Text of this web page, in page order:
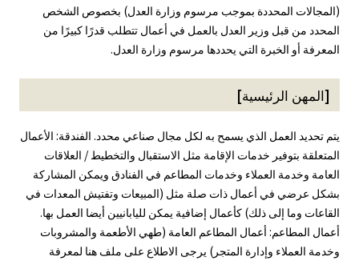
(المجالات المحددة بموجب مرسوم وزارة العدل) بخصوص الشخص
المحدد من قبل وزير العدل بالعمل في أعمال تتطلب قدرًا كبيرًا من
المعرفة أو الخبرة التي يحددها مرسوم وزارة العدل.
[المهن الرئيسية]
يتم تحديد العمل الذي يسمح به لكل مجال صناعي محدد. الفندقة: الأعمال
المتعلقة بتوفير خدمات الإقامة مثل الاستقبال والتخطيط / العلاقات
العامة وخدمة العملاء وخدمات المطاعم في الفنادق ويمكن المشاركة
بشكل عرضي في أعمال ذات صلة مثل (المبيعات وتفتيش المعدات في
القاعات وما إلى ذلك) كأعمال إضافية يمكن لليابانيين أيضا العمل بها.
أعمال المطاعم: أعمال المطاعم العامة (طهي الأطعمة والمشروبات
وخدمة العملاء وإدارة المتجر) يرجى الاطلاع على ملف هنا لمعرفة